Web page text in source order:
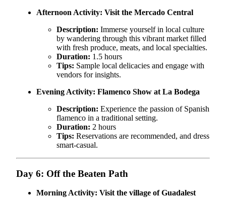
Afternoon Activity: Visit the Mercado Central
Description: Immerse yourself in local culture
by wandering through this vibrant market filled
with fresh produce, meats, and local specialties.
Duration: 1.5 hours
Tips: Sample local delicacies and engage with
vendors for insights.
Evening Activity: Flamenco Show at La Bodega
Description: Experience the passion of Spanish
flamenco in a traditional setting.
Duration: 2 hours
Tips: Reservations are recommended, and dress
smart-casual.
Day 6: Off the Beaten Path
Morning Activity: Visit the village of Guadalest